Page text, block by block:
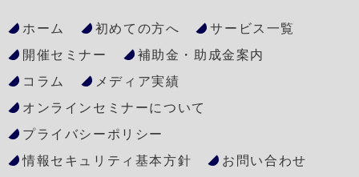
ホーム 初めての方へ
サービス一覧
開催セミナー
補助金・助成金案内
コラム
メディア実績
オンラインセミナーについて
プライバシーポリシー
情報セキュリティ基本方針
お問い合わせ